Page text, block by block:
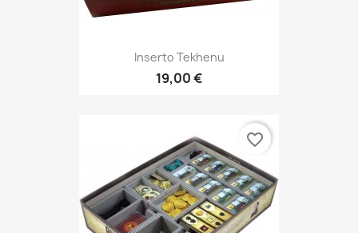
Inserto Tekhenu
19,00 €
favorite_border